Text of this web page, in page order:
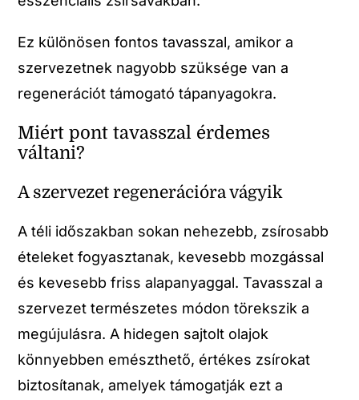
Ez különösen fontos tavasszal, amikor a
szervezetnek nagyobb szüksége van a
regenerációt támogató tápanyagokra.
Miért pont tavasszal érdemes
váltani?
A szervezet regenerációra vágyik
A téli időszakban sokan nehezebb, zsírosabb
ételeket fogyasztanak, kevesebb mozgással
és kevesebb friss alapanyaggal. Tavasszal a
szervezet természetes módon törekszik a
megújulásra. A hidegen sajtolt olajok
könnyebben emészthető, értékes zsírokat
biztosítanak, amelyek támogatják ezt a